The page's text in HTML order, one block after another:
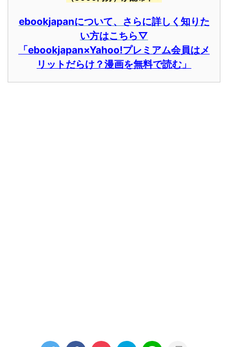
ebookjapanについて、さらに詳しく知りた
い方はこちら▽
「ebookjapan×Yahoo!プレミアム会員はメ
リットだらけ？漫画を無料で読む」